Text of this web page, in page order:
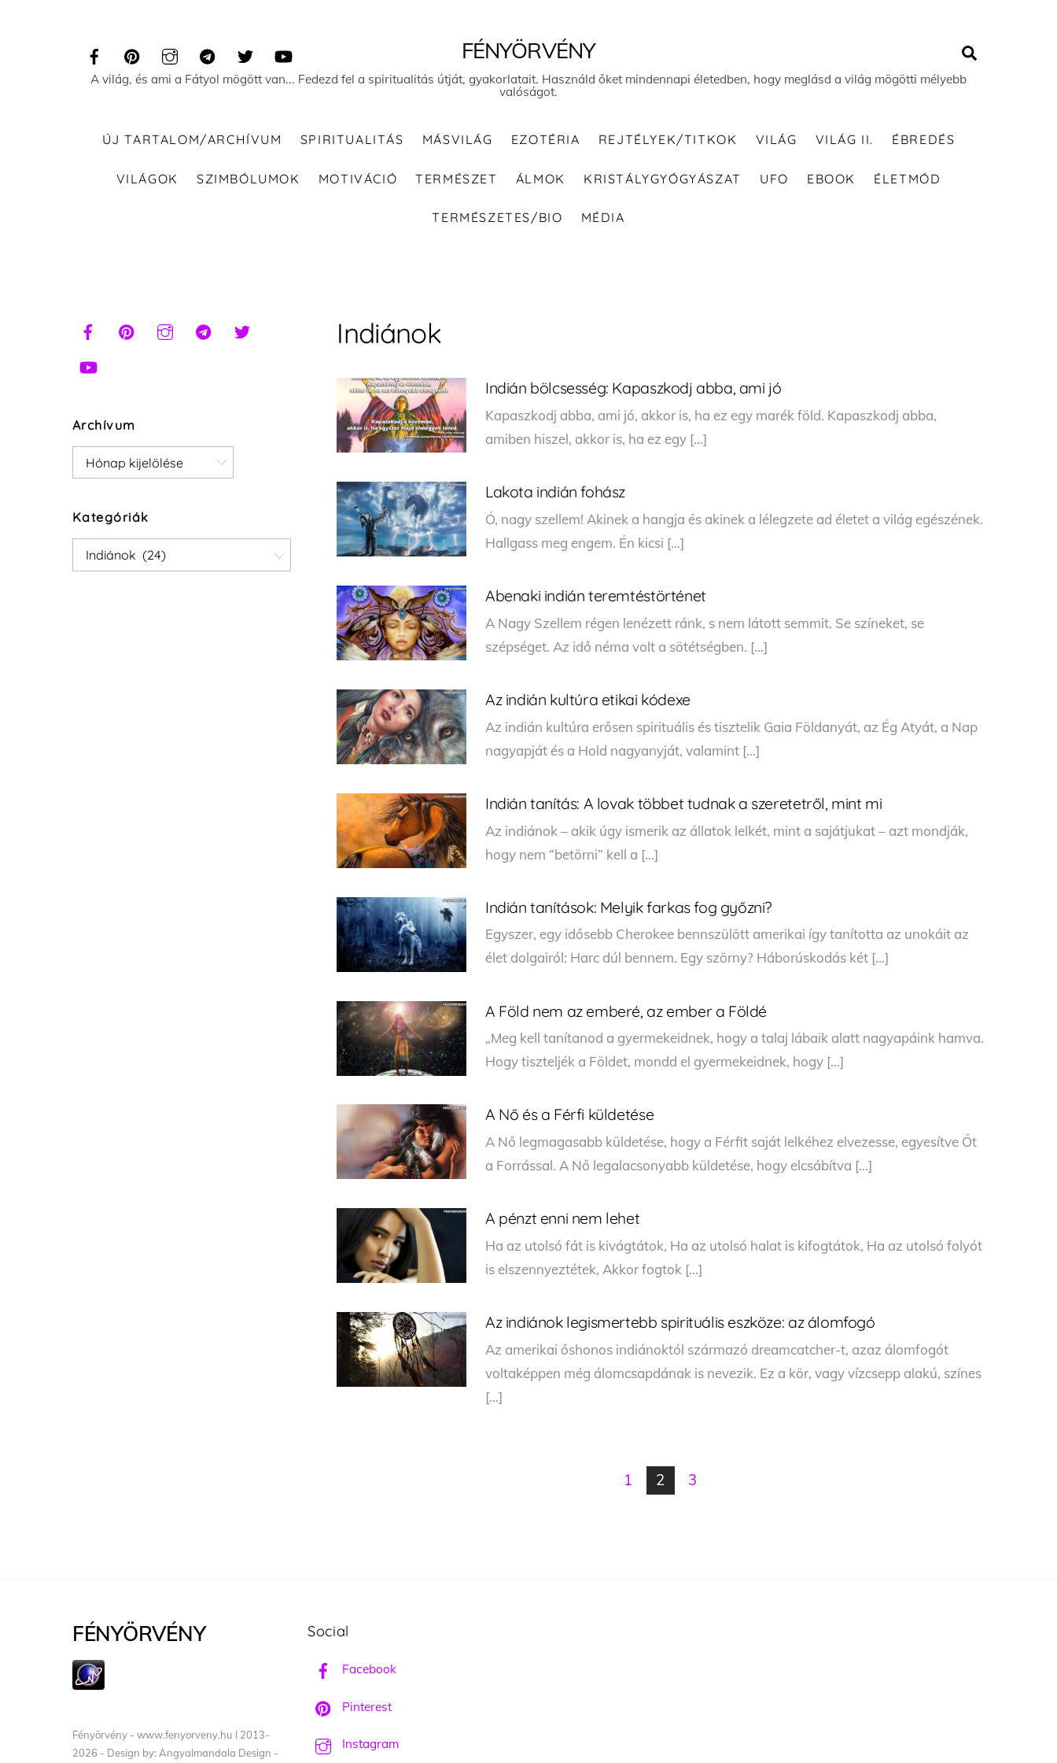
FÉNYÖRVÉNY
A világ, és ami a Fátyol mögött van... Fedezd fel a spiritualitás útját, gyakorlatait. Használd őket mindennapi életedben, hogy meglásd a világ mögötti mélyebb
valóságot.
ÚJ TARTALOM/ARCHÍVUM SPIRITUALITÁS MÁSVILÁG EZOTÉRIA REJTÉLYEK/TITKOK VILÁG VILÁG II. ÉBREDÉS
VILÁGOK SZIMBÓLUMOK MOTIVÁCIÓ TERMÉSZET ÁLMOK KRISTÁLYGYÓGYÁSZAT UFO EBOOK ÉLETMÓD
TERMÉSZETES/BIO MÉDIA
Indiánok
Indián bölcsesség: Kapaszkodj abba, ami jó
Kapaszkodj abba, ami jó, akkor is, ha ez egy marék föld. Kapaszkodj abba,
amiben hiszel, akkor is, ha ez egy […]
Lakota indián fohász
Ó, nagy szellem! Akinek a hangja és akinek a lélegzete ad életet a világ egészének.
Hallgass meg engem. Én kicsi […]
Abenaki indián teremtéstörténet
A Nagy Szellem régen lenézett ránk, s nem látott semmit. Se színeket, se
szépséget. Az idő néma volt a sötétségben. […]
Az indián kultúra etikai kódexe
Az indián kultúra erősen spirituális és tisztelik Gaia Földanyát, az Ég Atyát, a Nap
nagyapját és a Hold nagyanyját, valamint […]
Indián tanítás: A lovak többet tudnak a szeretetről, mint mi
Az indiánok – akik úgy ismerik az állatok lelkét, mint a sajátjukat – azt mondják,
hogy nem “betörni” kell a […]
Indián tanítások: Melyik farkas fog győzni?
Egyszer, egy idősebb Cherokee bennszülött amerikai így tanította az unokáit az
élet dolgairól: Harc dúl bennem. Egy szörny? Háborúskodás két […]
A Föld nem az emberé, az ember a Földé
„Meg kell tanítanod a gyermekeidnek, hogy a talaj lábaik alatt nagyapáink hamva.
Hogy tiszteljék a Földet, mondd el gyermekeidnek, hogy […]
A Nő és a Férfi küldetése
A Nő legmagasabb küldetése, hogy a Férfit saját lelkéhez elvezesse, egyesítve Őt
a Forrással. A Nő legalacsonyabb küldetése, hogy elcsábítva […]
A pénzt enni nem lehet
Ha az utolsó fát is kivágtátok, Ha az utolsó halat is kifogtátok, Ha az utolsó folyót
is elszennyeztétek, Akkor fogtok […]
Az indiánok legismertebb spirituális eszköze: az álomfogó
Az amerikai őshonos indiánoktól származó dreamcatcher-t, azaz álomfogót
voltaképpen még álomcsapdának is nevezik. Ez a kör, vagy vízcsepp alakú, színes
[…]
1 2 3
Archívum
Archívum
Kategóriák
Kategóriák
FÉNYÖRVÉNY
Fényörvény - www.fenyorveny.hu I 2013-
2026 - Design by: Angyalmandala Design -
Social
Facebook
Pinterest
Instagram